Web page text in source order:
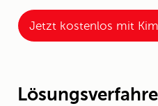
Jetzt kostenlos mit